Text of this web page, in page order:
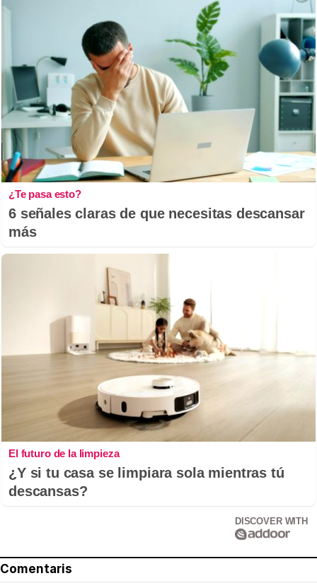
¿Te pasa esto?
6 señales claras de que necesitas descansar
más
El futuro de la limpieza
¿Y si tu casa se limpiara sola mientras tú
descansas?
DISCOVER WITH
Comentaris